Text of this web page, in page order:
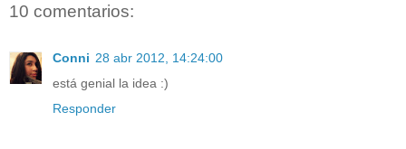
10 comentarios:
Conni 28 abr 2012, 14:24:00
está genial la idea :)
Responder